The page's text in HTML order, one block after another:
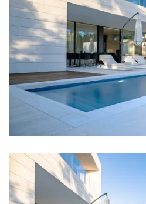
Soba 2: Bračni krevet: 1
Soba 3: Bračni krevet: 1
Soba 4: Bračni krevet: 1
Klima u svakoj sobi
Krevetić za bebu